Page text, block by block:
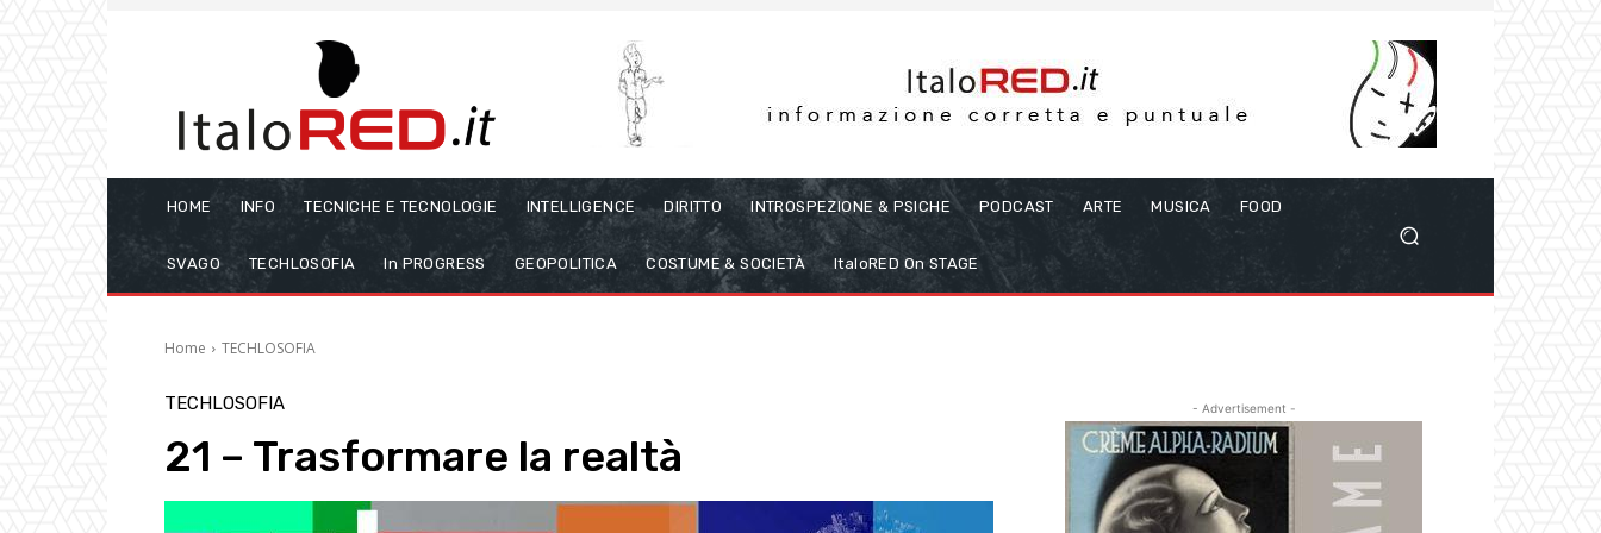
HOME INFO TECNICHE E TECNOLOGIE INTELLIGENCE DIRITTO INTROSPEZIONE & PSICHE PODCAST ARTE MUSICA FOOD
SVAGO TECHLOSOFIA In PROGRESS GEOPOLITICA COSTUME & SOCIETÀ ItaloRED On STAGE
Home TECHLOSOFIA
TECHLOSOFIA
21 – Trasformare la realtà
- Advertisement -